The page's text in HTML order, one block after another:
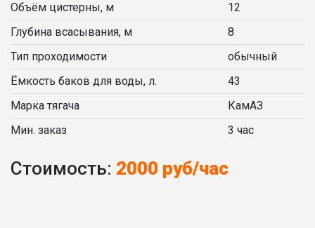
Объём цистерны, м
12
Глубина всасывания, м
8
Тип проходимости
обычный
Ёмкость баков для воды, л.
43
Марка тягача
КамАЗ
Мин. заказ
3 час
Стоимость: 2000 руб/час